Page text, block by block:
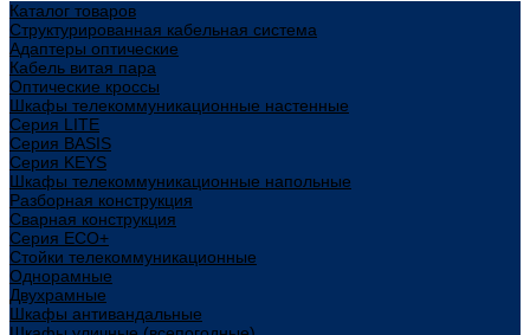
Каталог товаров
Структурированная кабельная система
Адаптеры оптические
Кабель витая пара
Оптические кроссы
Шкафы телекоммуникационные настенные
Cерия LITE
Cерия BASIS
Cерия KEYS
Шкафы телекоммуникационные напольные
Разборная конструкция
Сварная конструкция
Серия ECO+
Стойки телекоммуникационные
Однорамные
Двухрамные
Шкафы антивандальные